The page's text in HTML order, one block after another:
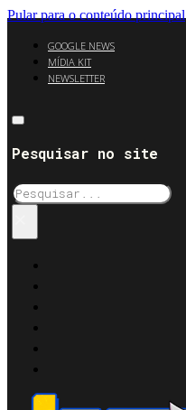
Pular para o conteúdo principal
GOOGLE NEWS
MÍDIA KIT
NEWSLETTER
Pesquisar no site
Pesquisar